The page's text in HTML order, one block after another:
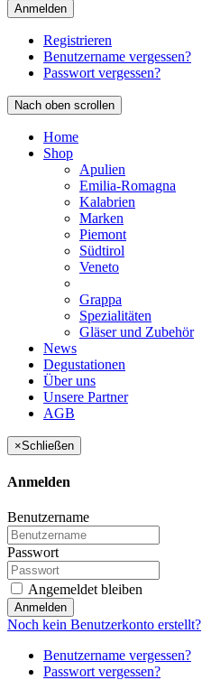
Anmelden
Registrieren
Benutzername vergessen?
Passwort vergessen?
Nach oben scrollen
Home
Shop
Apulien
Emilia-Romagna
Kalabrien
Marken
Piemont
Südtirol
Veneto
Grappa
Spezialitäten
Gläser und Zubehör
News
Degustationen
Über uns
Unsere Partner
AGB
×Schließen
Anmelden
Benutzername
Passwort
Angemeldet bleiben
Anmelden
Noch kein Benutzerkonto erstellt?
Benutzername vergessen?
Passwort vergessen?